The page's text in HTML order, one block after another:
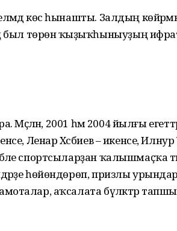
көс һынашты. Залдың
төрөнә ҡыҙыҡһыныуҙың
Мәҫәлән, 2001 һәм 2004 йылғы
Ленар Хәсбиев – икенсе,
спортсыларҙан
һөйөндөрөп, призлы
аҡсалата бүләктәр